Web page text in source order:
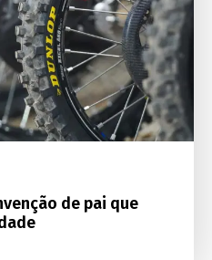
de pai que